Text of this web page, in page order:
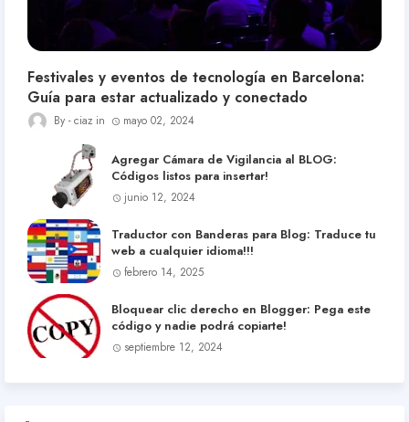
Festivales y eventos de tecnología en Barcelona:
Guía para estar actualizado y conectado
ciaz mayo 02, 2024
Agregar Cámara de Vigilancia al BLOG:
Códigos listos para insertar!
junio 12, 2024
Traductor con Banderas para Blog: Traduce tu
web a cualquier idioma!!!
febrero 14, 2025
Bloquear clic derecho en Blogger: Pega este
código y nadie podrá copiarte!
septiembre 12, 2024